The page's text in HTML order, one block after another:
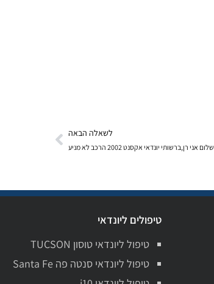
לשאלה הבאה
שלום אני רן,ברשותי יונדאי אקסנט 2002 הרכב לא מניע
טיפולים ליונדאי
טיפול ליונדאי טוסון TUCSON
טיפול ליונדאי סנטה פה Santa Fe